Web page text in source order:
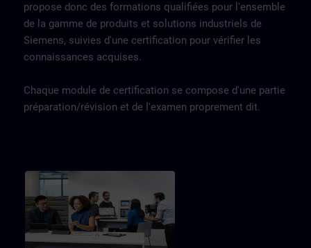
propose donc des formations qualifiées pour l'ensemble
de la gamme de produits et solutions industriels de
Siemens, suivies d'une certification pour vérifier les
connaissances acquises.
Chaque module de certification se compose d'une partie
préparation/révision et de l'examen proprement dit.